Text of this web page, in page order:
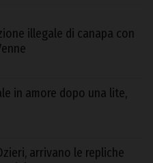
illegale di canapa con
in amore dopo una lite,
arrivano le repliche